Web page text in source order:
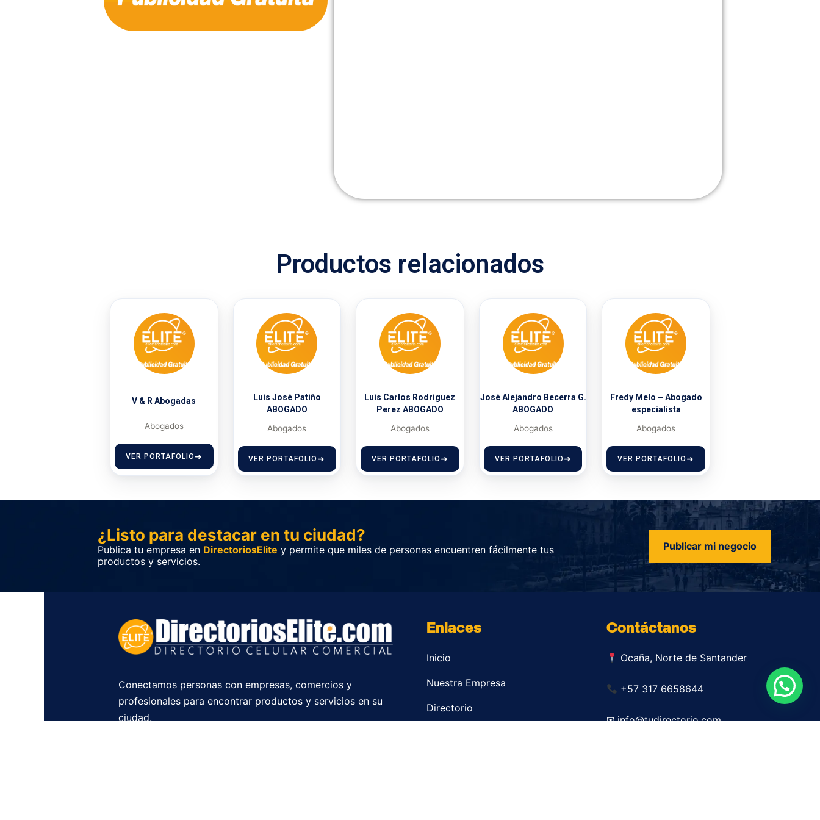
Productos relacionados
V & R Abogadas
Abogados
VER PORTAFOLIO
Luis José Patiño
ABOGADO
Abogados
VER PORTAFOLIO
Luis Carlos Rodriguez
Perez ABOGADO
Abogados
VER PORTAFOLIO
José Alejandro Becerra G.
ABOGADO
Abogados
VER PORTAFOLIO
Fredy Melo – Abogado
especialista
Abogados
VER PORTAFOLIO
¿Listo para destacar en tu ciudad?
Publica tu empresa en DirectoriosElite y permite que miles de personas encuentren fácilmente tus
productos y servicios.
Publicar mi negocio
Conectamos personas con empresas, comercios y
profesionales para encontrar productos y servicios en su
ciudad.
Enlaces
Inicio
Nuestra Empresa
Directorio
Contáctanos
Ocaña, Norte de Santander
+57 317 6658644
✉ info@tudirectorio.com